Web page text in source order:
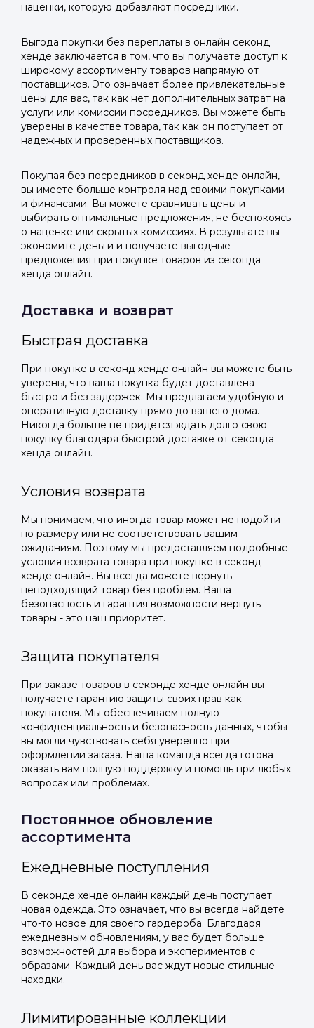
наценки, которую добавляют посредники.
Выгода покупки без переплаты в онлайн секонд
хенде заключается в том, что вы получаете доступ к
широкому ассортименту товаров напрямую от
поставщиков. Это означает более привлекательные
цены для вас, так как нет дополнительных затрат на
услуги или комиссии посредников. Вы можете быть
уверены в качестве товара, так как он поступает от
надежных и проверенных поставщиков.
Покупая без посредников в секонд хенде онлайн,
вы имеете больше контроля над своими покупками
и финансами. Вы можете сравнивать цены и
выбирать оптимальные предложения, не беспокоясь
о наценке или скрытых комиссиях. В результате вы
экономите деньги и получаете выгодные
предложения при покупке товаров из секонда
хенда онлайн.
Доставка и возврат
Быстрая доставка
При покупке в секонд хенде онлайн вы можете быть
уверены, что ваша покупка будет доставлена
быстро и без задержек. Мы предлагаем удобную и
оперативную доставку прямо до вашего дома.
Никогда больше не придется ждать долго свою
покупку благодаря быстрой доставке от секонда
хенда онлайн.
Условия возврата
Мы понимаем, что иногда товар может не подойти
по размеру или не соответствовать вашим
ожиданиям. Поэтому мы предоставляем подробные
условия возврата товара при покупке в секонд
хенде онлайн. Вы всегда можете вернуть
неподходящий товар без проблем. Ваша
безопасность и гарантия возможности вернуть
товары - это наш приоритет.
Защита покупателя
При заказе товаров в секонде хенде онлайн вы
получаете гарантию защиты своих прав как
покупателя. Мы обеспечиваем полную
конфиденциальность и безопасность данных, чтобы
вы могли чувствовать себя уверенно при
оформлении заказа. Наша команда всегда готова
оказать вам полную поддержку и помощь при любых
вопросах или проблемах.
Постоянное обновление
ассортимента
Ежедневные поступления
В секонде хенде онлайн каждый день поступает
новая одежда. Это означает, что вы всегда найдете
что-то новое для своего гардероба. Благодаря
ежедневным обновлениям, у вас будет больше
возможностей для выбора и экспериментов с
образами. Каждый день вас ждут новые стильные
находки.
Лимитированные коллекции